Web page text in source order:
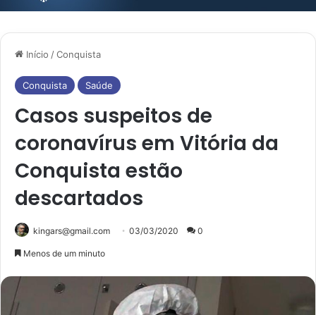
Início /Conquista
Conquista Saúde
Casos suspeitos de
coronavírus em Vitória da
Conquista estão
descartados
kingars@gmail.com 03/03/2020 0
Menos de um minuto